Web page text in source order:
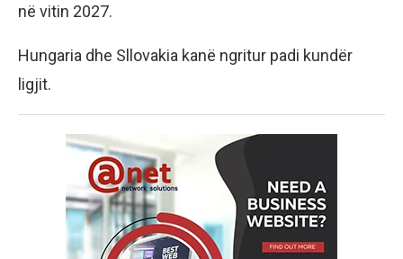
në vitin 2027.
Hungaria dhe Sllovakia kanë ngritur padi kundër
ligjit.